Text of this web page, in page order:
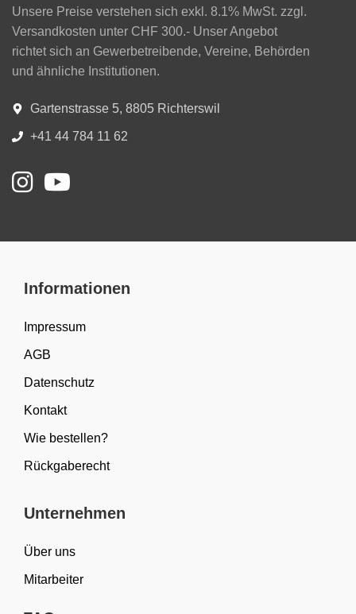
Unsere Preise verstehen sich exkl. 8.1% MwSt. zzgl.
Versandkosten unter CHF 300.- Unser Angebot
richtet sich an Gewerbetreibende, Vereine, Behörden
und ähnliche Institutionen.
Gartenstrasse 5, 8805 Richterswil
+41 44 784 11 62
Informationen
Impressum
AGB
Datenschutz
Kontakt
Wie bestellen?
Rückgaberecht
Unternehmen
Über uns
Mitarbeiter